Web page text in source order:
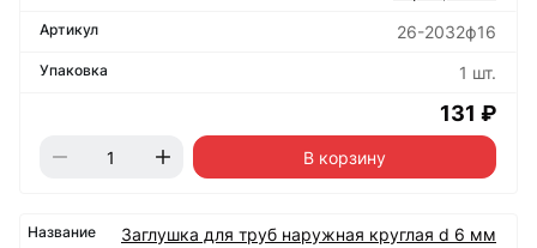
26-2032ф16
1 шт.
131 ₽
В корзину
Заглушка для труб наружная круглая d 6 мм